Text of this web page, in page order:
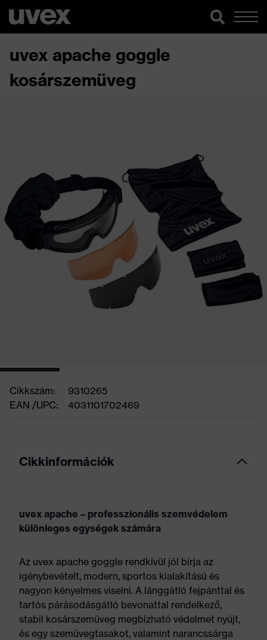
uvex apache goggle
kosárszemüveg
Cikkszám:
9310265
EAN /UPC:
4031101702469
Cikkinformációk
uvex apache – professzionális szemvédelem
különleges egységek számára
Az uvex apache goggle rendkívül jól bírja az
igénybevételt, modern, sportos kialakítású és
nagyon kényelmes viselni. A lánggátló fejpánttal és
tartós párásodásgátló bevonattal rendelkező,
stabil kosárszemüveg megbízható védelmet nyújt,
és egy szemüvegtasakot, valamint narancssárga